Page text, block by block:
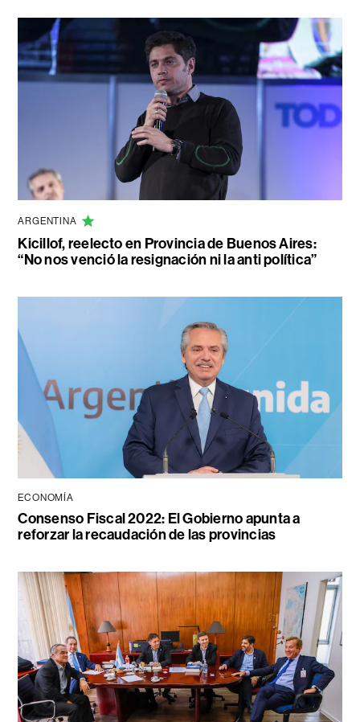
ARGENTINA
Kicillof, reelecto en Provincia de Buenos Aires:
“No nos venció la resignación ni la anti política”
ECONOMÍA
Consenso Fiscal 2022: El Gobierno apunta a
reforzar la recaudación de las provincias